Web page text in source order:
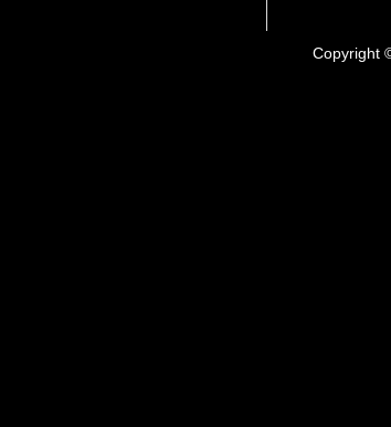
Copyright